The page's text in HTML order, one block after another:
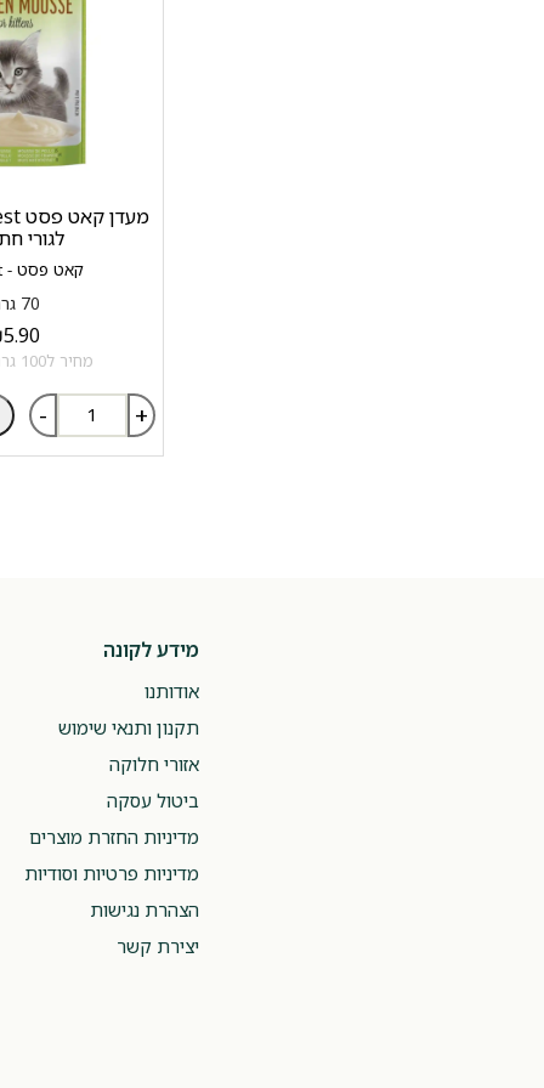
קאט פסט - Cat Fest
לגורי
70 גרם
5.90
מחיר ל100 גרם: 8.43 ₪
- +
מידע לקונה
אודותנו
תקנון ותנאי שימוש
אזורי חלוקה
ביטול עסקה
מדיניות החזרת מוצרים
מדיניות פרטיות וסודיות
הצהרת נגישות
יצירת קשר